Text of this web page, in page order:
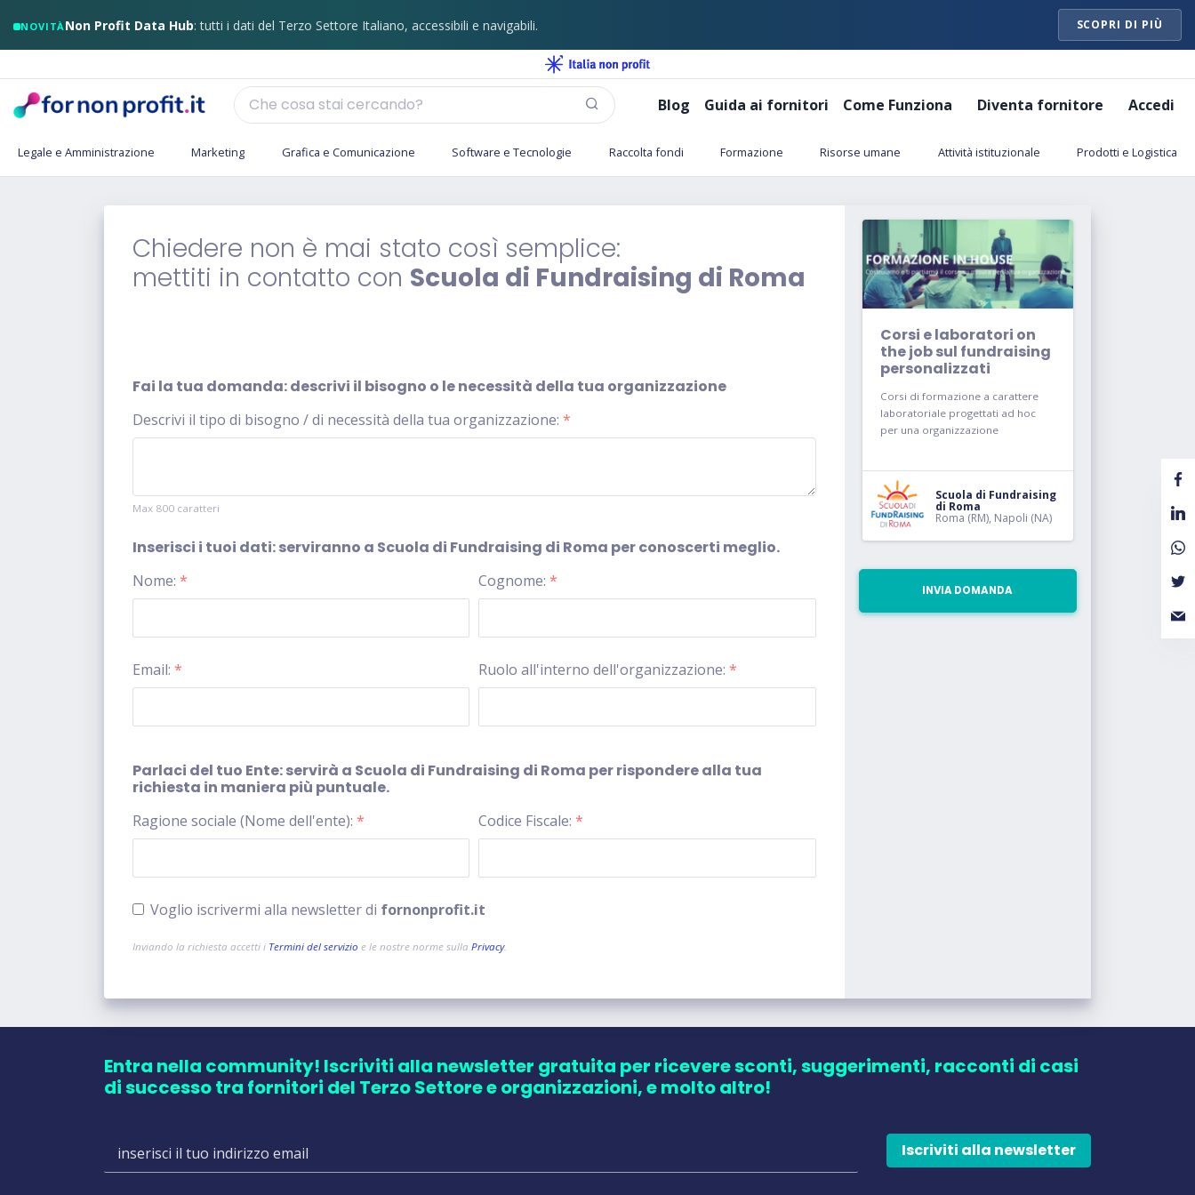
NOVITÀ Non Profit Data Hub: tutti i dati del Terzo Settore Italiano, accessibili e navigabili. SCOPRI DI PIÙ
Blog Guida ai fornitori Come Funziona Diventa fornitore Accedi
Legale e Amministrazione Marketing Grafica e Comunicazione Software e Tecnologie Raccolta fondi Formazione Risorse umane Attività istituzionale Prodotti e Logistica
Chiedere non è mai stato così semplice:
mettiti in contatto con Scuola di Fundraising di Roma
Fai la tua domanda: descrivi il bisogno o le necessità della tua organizzazione
Descrivi il tipo di bisogno / di necessità della tua organizzazione: *
Max 800 caratteri
Inserisci i tuoi dati: serviranno a Scuola di Fundraising di Roma per conoscerti meglio.
Nome: * Cognome:*
Email: * Ruolo all'interno dell'organizzazione:*
Parlaci del tuo Ente: servirà a Scuola di Fundraising di Roma per rispondere alla tua
richiesta in maniera più puntuale.
Ragione sociale (Nome dell'ente): * Codice Fiscale:*
Voglio iscrivermi alla newsletter di fornonprofit.it
Inviando la richiesta accetti i Termini del servizio e le nostre norme sulla Privacy.
Corsi e laboratori on
the job sul fundraising
personalizzati
Corsi di formazione a carattere
laboratoriale progettati ad hoc
per una organizzazione
Scuola di Fundraising
di Roma
Roma (RM), Napoli (NA)
INVIA DOMANDA
Entra nella community! Iscriviti alla newsletter gratuita per ricevere sconti, suggerimenti, racconti di casi
di successo tra fornitori del Terzo Settore e organizzazioni, e molto altro!
Iscriviti alla newsletter